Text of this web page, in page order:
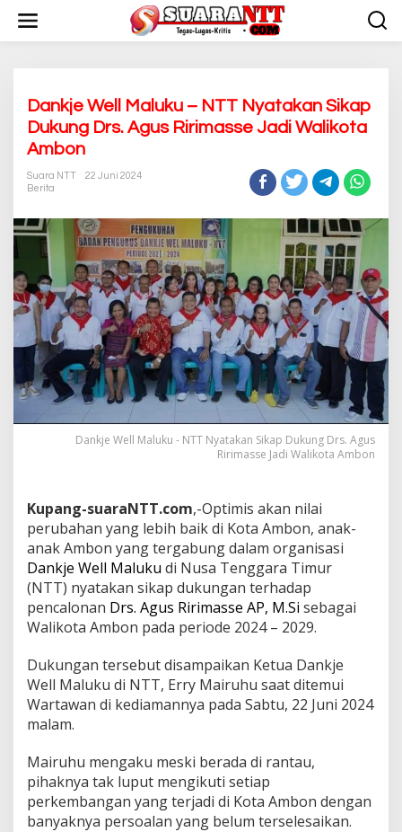
w
Dankje Well Maluku – NTT Nyatakan Sikap
Dukung Drs. Agus Ririmasse Jadi Walikota
Ambon
Suara NTT
22 Juni 2024
Berita
Dankje Well Maluku - NTT Nyatakan Sikap Dukung Drs. Agus
Ririmasse Jadi Walikota Ambon
Kupang-suaraNTT.com,-Optimis akan nilai
perubahan yang lebih baik di Kota Ambon, anak-
anak Ambon yang tergabung dalam organisasi
Dankje Well Maluku di Nusa Tenggara Timur
(NTT) nyatakan sikap dukungan terhadap
pencalonan Drs. Agus Ririmasse AP, M.Si sebagai
Walikota Ambon pada periode 2024 – 2029.
Dukungan tersebut disampaikan Ketua Dankje
Well Maluku di NTT, Erry Mairuhu saat ditemui
Wartawan di kediamannya pada Sabtu, 22 Juni 2024
malam.
Mairuhu mengaku meski berada di rantau,
pihaknya tak luput mengikuti setiap
perkembangan yang terjadi di Kota Ambon dengan
banyaknya persoalan yang belum terselesaikan.